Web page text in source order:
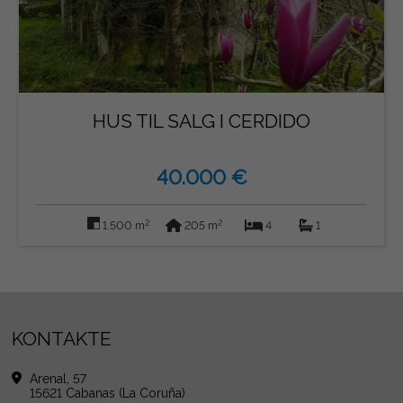
HUS TIL SALG I CERDIDO
40.000 €
1.500 m2 205 m2 4 1
KONTAKTE
Arenal, 57
15621 Cabanas (La Coruña)